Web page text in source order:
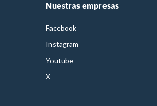
Nuestras empresas
Facebook
Instagram
Youtube
X